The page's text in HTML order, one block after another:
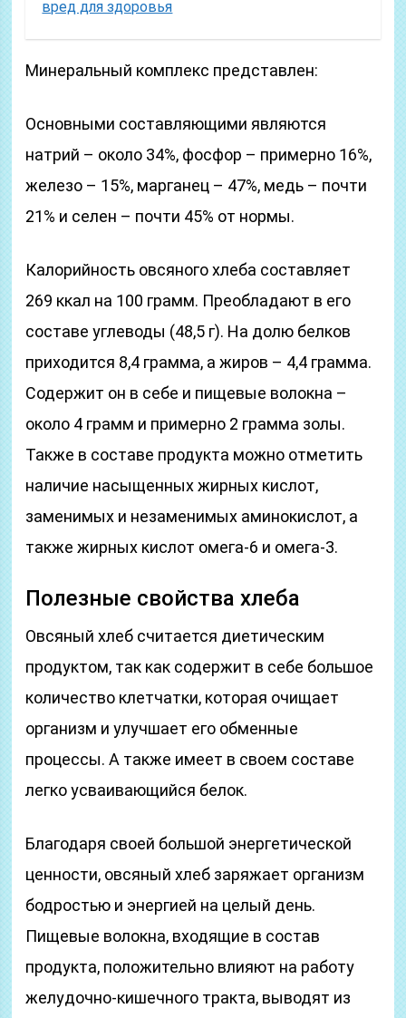
вред для здоровья
Минеральный комплекс представлен:
Основными составляющими являются
натрий – около 34%, фосфор – примерно 16%,
железо – 15%, марганец – 47%, медь – почти
21% и селен – почти 45% от нормы.
Калорийность овсяного хлеба составляет
269 ккал на 100 грамм. Преобладают в его
составе углеводы (48,5 г). На долю белков
приходится 8,4 грамма, а жиров – 4,4 грамма.
Содержит он в себе и пищевые волокна –
около 4 грамм и примерно 2 грамма золы.
Также в составе продукта можно отметить
наличие насыщенных жирных кислот,
заменимых и незаменимых аминокислот, а
также жирных кислот омега-6 и омега-3.
Полезные свойства хлеба
Овсяный хлеб считается диетическим
продуктом, так как содержит в себе большое
количество клетчатки, которая очищает
организм и улучшает его обменные
процессы. А также имеет в своем составе
легко усваивающийся белок.
Благодаря своей большой энергетической
ценности, овсяный хлеб заряжает организм
бодростью и энергией на целый день.
Пищевые волокна, входящие в состав
продукта, положительно влияют на работу
желудочно-кишечного тракта, выводят из